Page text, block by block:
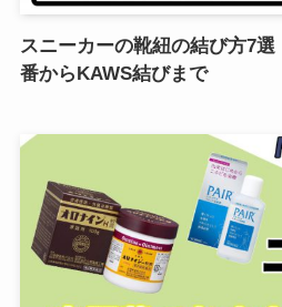
スニーカーの靴紐の結び方7
番からKAWS結びまで